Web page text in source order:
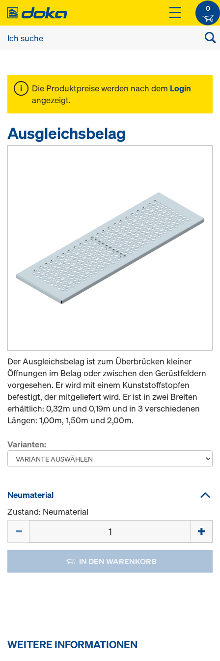
0
Die Produktpreise werden nach dem Login
angezeigt.
Ausgleichsbelag
Der Ausgleichsbelag ist zum Überbrücken kleiner
Öffnungen im Belag oder zwischen den Gerüstfeldern
vorgesehen. Er wird mit einem Kunststoffstopfen
befestigt, der mitgeliefert wird. Er ist in zwei Breiten
erhältlich: 0,32m und 0,19m und in 3 verschiedenen
Längen: 1,00m, 1,50m und 2,00m.
Varianten:
Neumaterial
Zustand: Neumaterial
IN DEN WARENKORB
WEITERE INFORMATIONEN